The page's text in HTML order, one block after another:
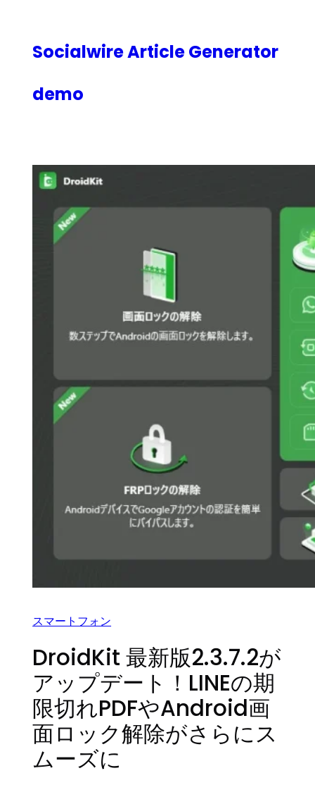
Socialwire Article Generator
demo
スマートフォン
DroidKit 最新版2.3.7.2が
アップデート！LINEの期
限切れPDFやAndroid画
面ロック解除がさらにス
ムーズに